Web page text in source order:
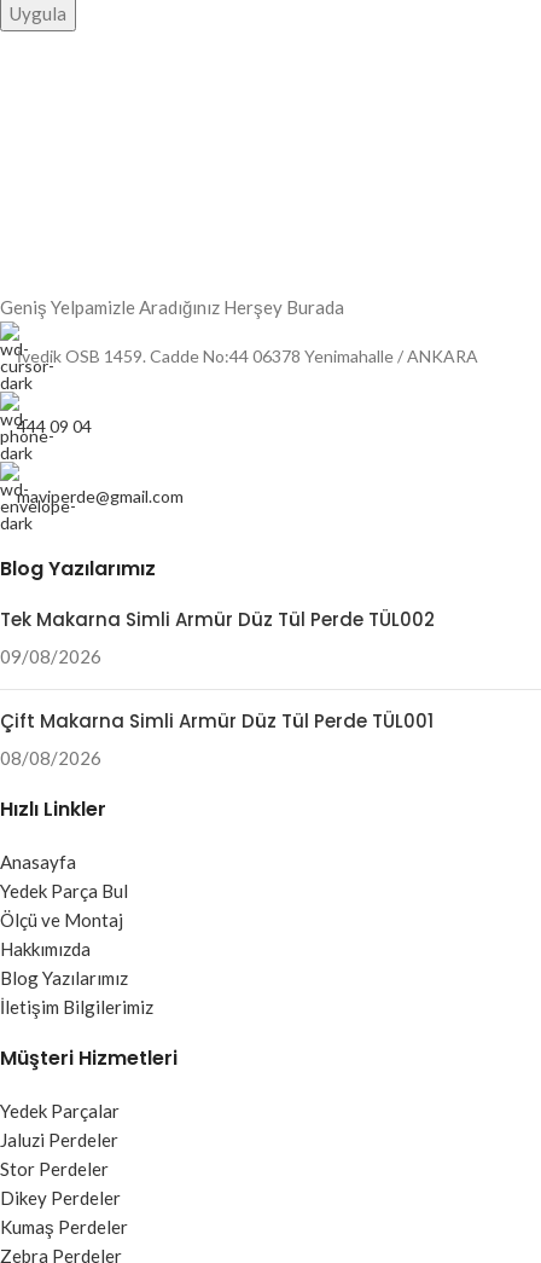
Uygula
Geniş Yelpamizle Aradığınız Herşey Burada
İvedik OSB 1459. Cadde No:44 06378 Yenimahalle / ANKARA
444 09 04
maviperde@gmail.com
Blog Yazılarımız
Tek Makarna Simli Armür Düz Tül Perde TÜL002
09/08/2026
Çift Makarna Simli Armür Düz Tül Perde TÜL001
08/08/2026
Hızlı Linkler
Anasayfa
Yedek Parça Bul
Ölçü ve Montaj
Hakkımızda
Blog Yazılarımız
İletişim Bilgilerimiz
Müşteri Hizmetleri
Yedek Parçalar
Jaluzi Perdeler
Stor Perdeler
Dikey Perdeler
Kumaş Perdeler
Zebra Perdeler